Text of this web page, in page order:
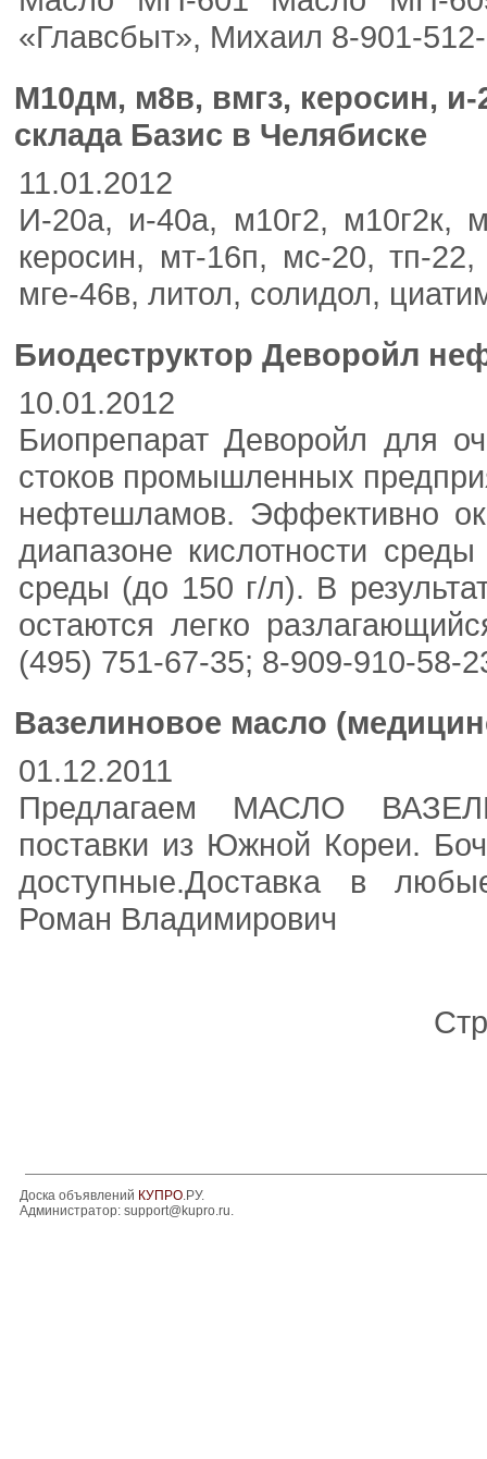
«Главсбыт», Михаил 8-901-
М10дм, м8в, вмгз, керосин, и-
склада Базис в Челябиске
11.01.2012
И-20а, и-40а, м10г2, м10г2к,
керосин, мт-16п, мс-20, тп-
мге-46в, литол, солидол,
Биодеструктор Деворойл
10.01.2012
Биопрепарат Деворойл для
стоков промышленных
нефтешламов. Эффективно
диапазоне кислотности
среды (до 150 г/л). В
остаются легко
(495) 751-67-35; 8-909-910-58-
Вазелиновое масло
01.12.2011
Предлагаем МАСЛО
поставки из Южной Кореи.
доступные.Доставка в
Роман Владимирович
Доска объявлений КУПРО.РУ.
Администратор: support@kupro.ru.